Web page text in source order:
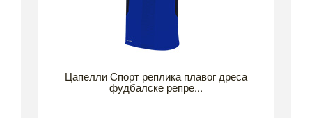
Цапелли Спорт реплика плавог дреса
фудбалске репре...